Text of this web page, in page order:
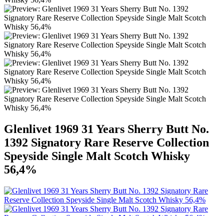
Glenlivet 1969 31 Years Sherry Butt No.
1392 Signatory Rare Reserve Collection
Speyside Single Malt Scotch Whisky
56,4%